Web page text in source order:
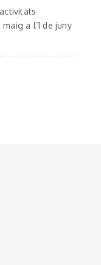
a l’1 de juny